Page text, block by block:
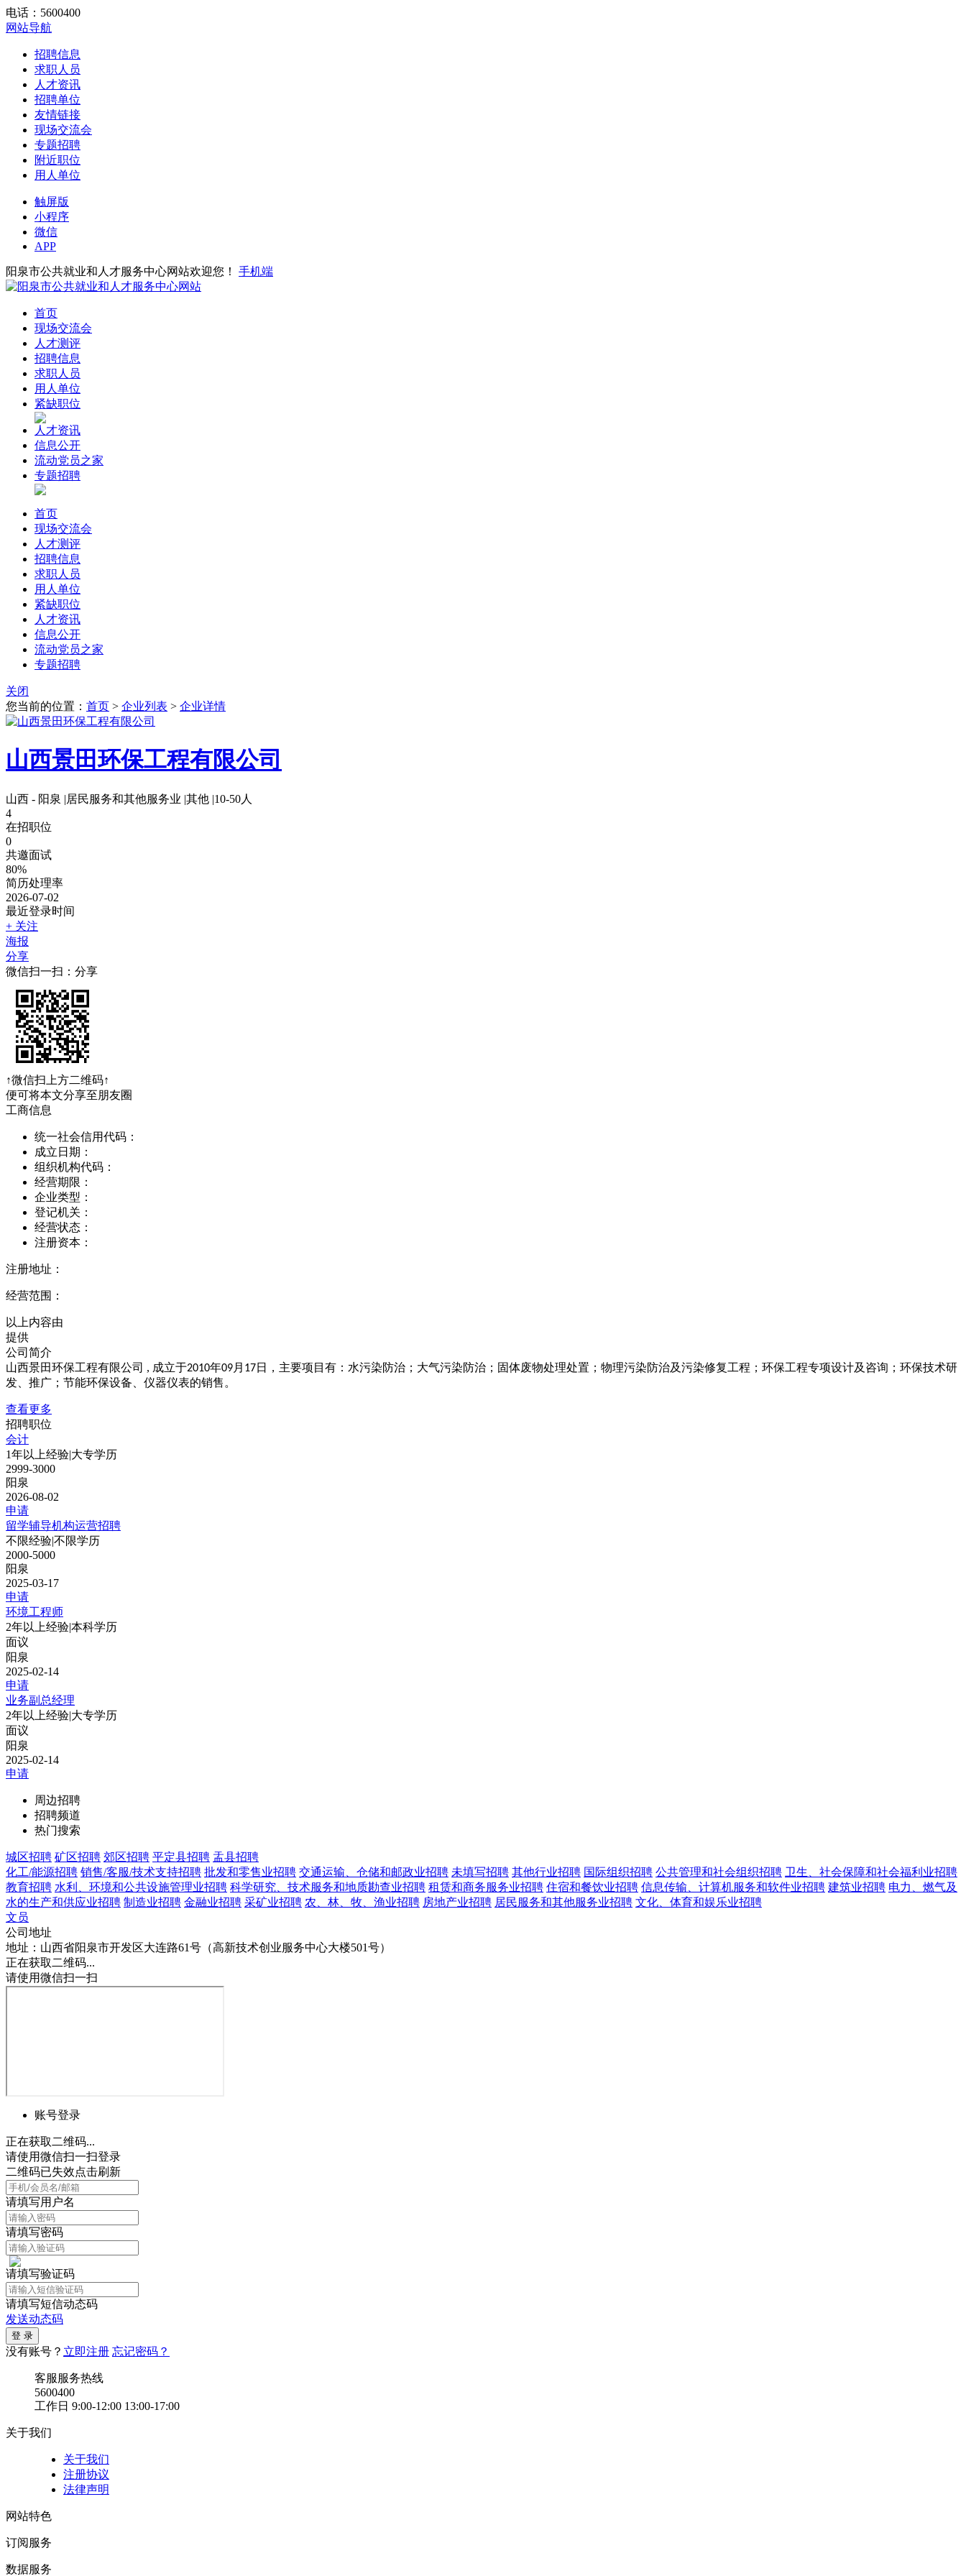
电话：5600400
网站导航
招聘信息
求职人员
人才资讯
招聘单位
友情链接
现场交流会
专题招聘
附近职位
用人单位
触屏版
小程序
微信
APP
阳泉市公共就业和人才服务中心网站欢迎您！ 手机端
首页
现场交流会
人才测评
招聘信息
求职人员
用人单位
紧缺职位
人才资讯
信息公开
流动党员之家
专题招聘
首页
现场交流会
人才测评
招聘信息
求职人员
用人单位
紧缺职位
人才资讯
信息公开
流动党员之家
专题招聘
关闭
您当前的位置： 首页 > 企业列表 > 企业详情
山西景田环保工程有限公司
山西 - 阳泉 |居民服务和其他服务业 |其他 |10-50人
4
在招职位
0
共邀面试
80%
简历处理率
2026-07-02
最近登录时间
+ 关注
海报
分享
微信扫一扫：分享
↑微信扫上方二维码↑
便可将本文分享至朋友圈
工商信息
统一社会信用代码：
成立日期：
组织机构代码：
经营期限：
企业类型：
登记机关：
经营状态：
注册资本：
注册地址：
经营范围：
以上内容由
提供
公司简介
山西景田环保工程有限公司 , 成立于2010年09月 17日，主要项目有：水污染防治；大气污染防治；固体废物处理处置；物理污染防治及污染修复工程；环保工程专项设计及咨询；环保技术研
发、推广；节能环保设备、仪器仪表的销售。
查看更多
招聘职位
会计
1年以上经验|大专学历
2999-3000
阳泉
2026-08-02
申请
留学辅导机构运营招聘
不限经验|不限学历
2000-5000
阳泉
2025-03-17
申请
环境工程师
2年以上经验|本科学历
面议
阳泉
2025-02-14
申请
业务副总经理
2年以上经验|大专学历
面议
阳泉
2025-02-14
申请
周边招聘
招聘频道
热门搜索
城区招聘 矿区招聘 郊区招聘 平定县招聘 盂县招聘
化工/能源招聘 销售/客服/技术支持招聘 批发和零售业招聘 交通运输、仓储和邮政业招聘 未填写招聘 其他行业招聘 国际组织招聘 公共管理和社会组织招聘 卫生、社会保障和社会福利业招聘
教育招聘 水利、环境和公共设施管理业招聘 科学研究、技术服务和地质勘查业招聘 租赁和商务服务业招聘 住宿和餐饮业招聘 信息传输、计算机服务和软件业招聘 建筑业招聘 电力、燃气及
水的生产和供应业招聘 制造业招聘 金融业招聘 采矿业招聘 农、林、牧、渔业招聘 房地产业招聘 居民服务和其他服务业招聘 文化、体育和娱乐业招聘
文员
公司地址
地址：山西省阳泉市开发区大连路61号（高新技术创业服务中心大楼501号）
正在获取二维码...
请使用微信扫一扫
账号登录
正在获取二维码...
请使用微信扫一扫登录
二维码已失效点击刷新
请填写用户名
请填写密码
请填写验证码
请填写短信动态码
发送动态码
没有账号？ 立即注册 忘记密码？
客服服务热线
5600400
工作日 9:00-12:00 13:00-17:00
关于我们
关于我们
注册协议
法律声明
网站特色
订阅服务
数据服务